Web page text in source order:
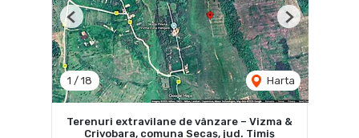
1 / 18 Harta
Previous Next
Terenuri extravilane de vânzare – Vizma &
Crivobara, comuna Secaș, jud. Timiș